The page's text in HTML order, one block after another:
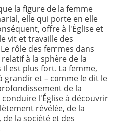
la figure de la femme
elle qui porte en elle
offre à l'Église et
vit et travaille des
rôle des femmes dans
à la sphère de la
est plus fort. La femme,
grandir et – comme le dit le
de la
l'Église à découvrir
révélée, de la
la société et des